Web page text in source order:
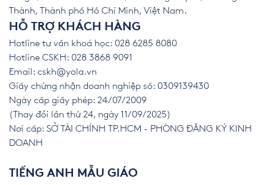
Thành, Thành phố Hồ Chí Minh, Việt Nam.
HỖ TRỢ KHÁCH HÀNG
Hotline tư vấn khoá học: 028 6285 8080
Hotline CSKH: 028 3868 9091
Email: cskh@yola.vn
Giấy chứng nhận doanh nghiệp số: 0309139430
Ngày cấp giấy phép: 24/07/2009
(Thay đổi lần thứ 24, ngày 11/09/2025)
Nơi cấp: SỞ TÀI CHÍNH TP.HCM - PHÒNG ĐĂNG KÝ KINH
DOANH
TIẾNG ANH MẪU GIÁO